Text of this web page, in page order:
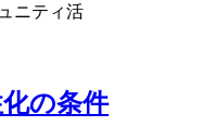
ニティ活
の条件